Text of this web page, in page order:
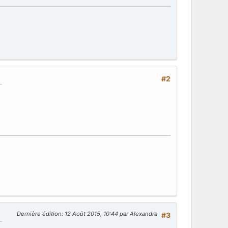
#2
#3
Dernière édition: 12 Août 2015, 10:44 par Alexandra